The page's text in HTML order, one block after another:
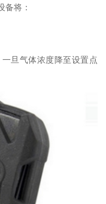
备将：
旦气体浓度降至设置点